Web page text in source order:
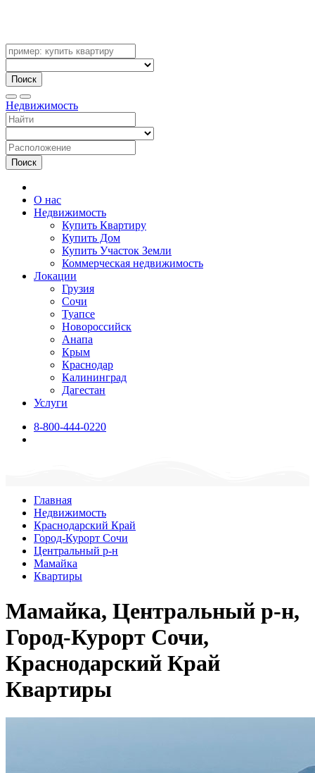
Поиск
Недвижимость
Поиск
О нас
Недвижимость
Купить Квартиру
Купить Дом
Купить Участок Земли
Коммерческая недвижимость
Локации
Грузия
Сочи
Туапсе
Новороссийск
Анапа
Крым
Краснодар
Калининград
Дагестан
Услуги
8-800-444-0220
Главная
Недвижимость
Краснодарский Край
Город-Курорт Сочи
Центральный р-н
Мамайка
Квартиры
Мамайка, Центральный р-н,
Город-Курорт Сочи,
Краснодарский Край
Квартиры